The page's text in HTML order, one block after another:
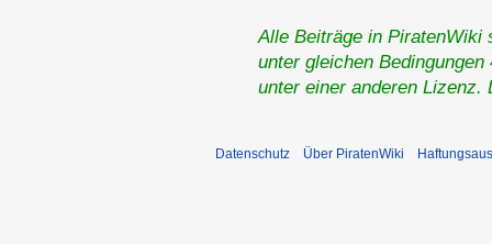
Alle Beiträge in PiratenWiki
unter gleichen
unter einer anderen
Datenschutz Über PiratenWiki